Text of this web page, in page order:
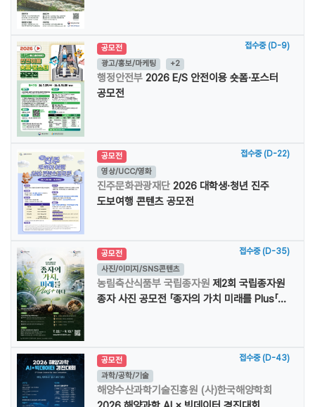
공모전
접수중 (D-9)
광고/홍보/마케팅
+2
행정안전부 2026 E/S 안전이용 숏폼·포스터
공모전
공모전
접수중 (D-22)
영상/UCC/영화
진주문화관광재단 2026 대학생·청년 진주
도보여행 콘텐츠 공모전
공모전
접수중 (D-35)
사진/이미지/SNS콘텐츠
농림축산식품부 국립종자원 제2회 국립종자원
종자 사진 공모전 「종자의 가치 미래를 Plus「...
공모전
접수중 (D-43)
과학/공학/기술
해양수산과학기술진흥원 (사)한국해양학회